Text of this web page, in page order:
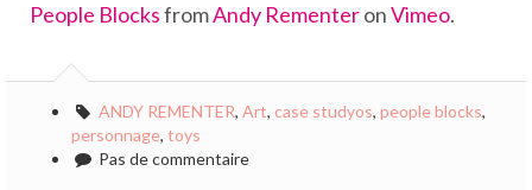
People BlocksfromAndy RementeronVimeo.
ANDY REMENTER, Art, case studyos, people blocks,
personnage, toys
Pas de commentaire